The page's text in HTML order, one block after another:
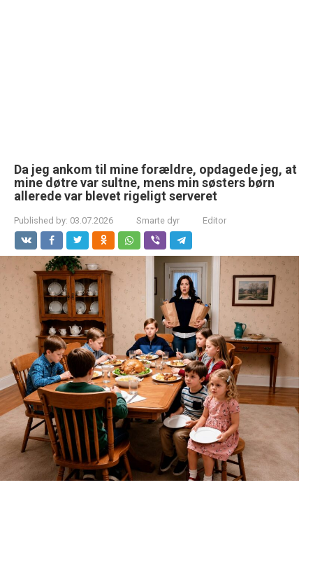
Da jeg ankom til mine forældre, opdagede jeg, at
mine døtre var sultne, mens min søsters børn
allerede var blevet rigeligt serveret
Published by: 03.07.2026 Smarte dyr Editor